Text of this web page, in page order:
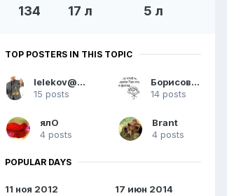
134 17 л 5 л
TOP POSTERS IN THIS TOPIC
lelekov@mail.ru
15 posts
Борисович
14 posts
ялО
4 posts
Brant
4 posts
POPULAR DAYS
11 ноя 2012
17 июн 2014